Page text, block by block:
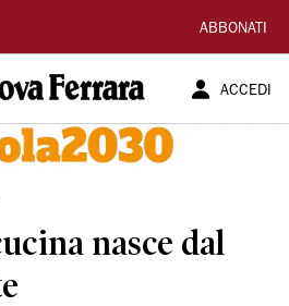
ABBONATI
ACCEDI
nasce dal